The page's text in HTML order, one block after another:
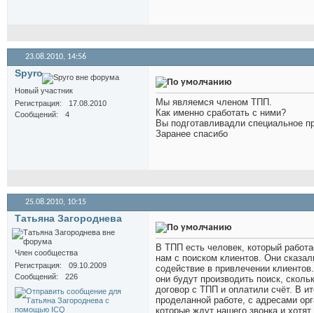
23.08.2010, 14:56
Spyro
Новый участник
Регистрация
17.08.2010
Сообщений
4
Мы являемся членом ТПП.
Как именно сработать с ними?
Вы подготавливадли специальное
Заранее спасибо
25.08.2010, 10:15
Татьяна Загороднева
Член сообщества
Регистрация
09.10.2009
Сообщений
226
В ТПП есть человек, который
нам с поиском клиентов. Они
содействие в привлечении
они будут производить поиск,
договор с ТПП и оплатили счёт. В
проделанной работе, с адресами
которые ждут нашего звонка и